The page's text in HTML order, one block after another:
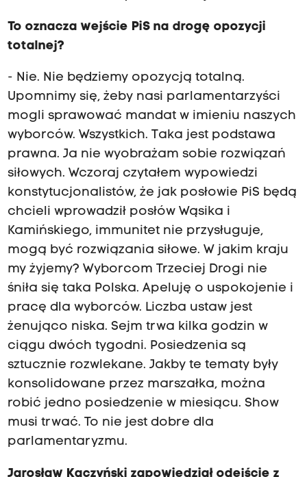
To oznacza wejście PiS na drogę opozycji
totalnej?
- Nie. Nie będziemy opozycją totalną.
Upomnimy się, żeby nasi parlamentarzyści
mogli sprawować mandat w imieniu naszych
wyborców. Wszystkich. Taka jest podstawa
prawna. Ja nie wyobrażam sobie rozwiązań
siłowych. Wczoraj czytałem wypowiedzi
konstytucjonalistów, że jak posłowie PiS będą
chcieli wprowadził posłów Wąsika i
Kamińskiego, immunitet nie przysługuje,
mogą być rozwiązania siłowe. W jakim kraju
my żyjemy? Wyborcom Trzeciej Drogi nie
śniła się taka Polska. Apeluję o uspokojenie i
pracę dla wyborców. Liczba ustaw jest
żenująco niska. Sejm trwa kilka godzin w
ciągu dwóch tygodni. Posiedzenia są
sztucznie rozwlekane. Jakby te tematy były
konsolidowane przez marszałka, można
robić jedno posiedzenie w miesiącu. Show
musi trwać. To nie jest dobre dla
parlamentaryzmu.
Jarosław Kaczyński zapowiedział odejście z